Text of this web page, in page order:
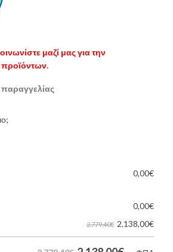
μαζί μας για την
προϊόντων.
παραγγελίας
0,00€
0,00€
2.779,40€ 2.138,00€